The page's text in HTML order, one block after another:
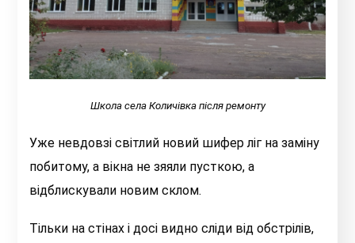
Школа села Количівка після ремонту
Уже невдовзі світлий новий шифер ліг на заміну
побитому, а вікна не зяяли пусткою, а
відблискували новим склом.
Тільки на стінах і досі видно сліди від обстрілів,